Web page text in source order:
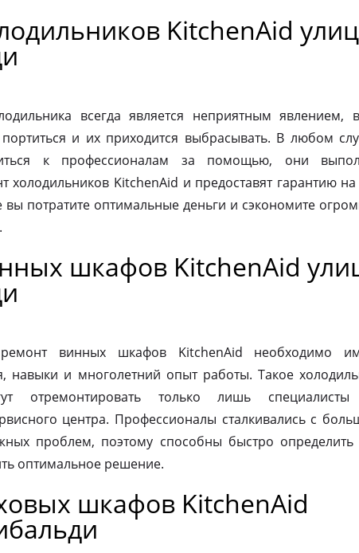
KitchenAid
всегда является неприятным явлением,
и их приходится выбрасывать. В любом
к профессионалам за помощью, они
холодильников KitchenAid и предоставят гарантию на
вы потратите оптимальные деньги и сэкономите
шкафов KitchenAid
винных шкафов KitchenAid необходимо
навыки и многолетний опыт работы. Такое
отремонтировать только лишь
центра. Профессионалы сталкивались с
проблем, поэтому способны быстро определить
оптимальное решение.
шкафов KitchenAid